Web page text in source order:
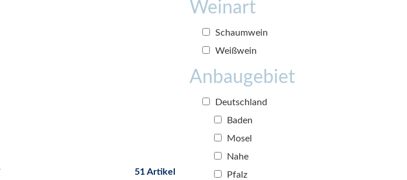
51 Artikel
Weinart
Schaumwein
Weißwein
Anbaugebiet
Deutschland
Baden
Mosel
Nahe
Pfalz